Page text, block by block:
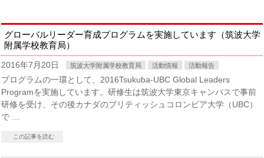
グローバルリーダー育成プログラムを実施しています（筑波大学
附属学校教育局）
2016年7月20日 筑波大学附属学校教育局 活動情報 活動報告
プログラムの一環として、2016Tsukuba-UBC Global Leaders
Programを実施しています。研修生は筑波大学東京キャンパスで事前
研修を受け、その後カナダのブリティッシュコロンビア大学（UBC）
で …
この記事を読む